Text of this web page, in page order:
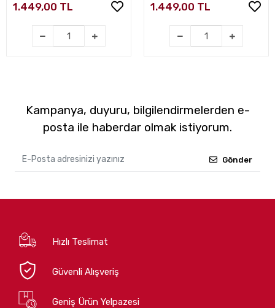
1.449,00 TL 1.449,00 TL
Kampanya, duyuru, bilgilendirmelerden e-
posta ile haberdar olmak istiyorum.
Gönder
Hızlı Teslimat
Güvenli Alışveriş
Geniş Ürün Yelpazesi